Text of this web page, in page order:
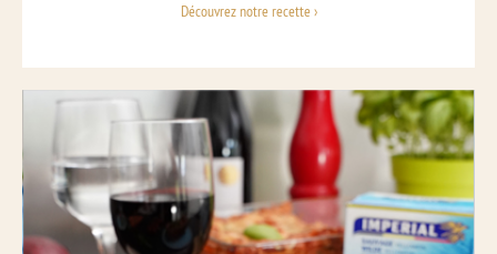
Découvrez notre recette ›